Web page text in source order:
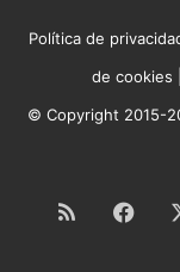
Política de
de cookies
© Copyright 2015-
RSS